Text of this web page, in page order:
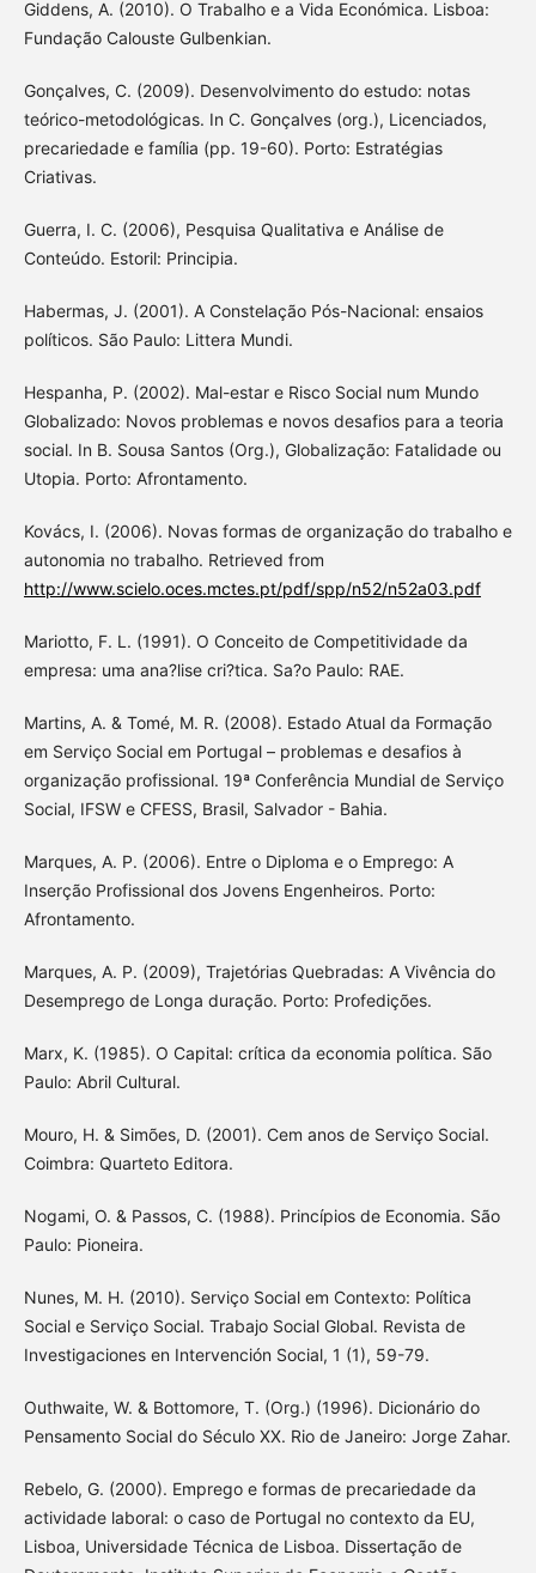
Giddens, A. (2010). O Trabalho e a Vida Económica. Lisboa:
Fundação Calouste Gulbenkian.
Gonçalves, C. (2009). Desenvolvimento do estudo: notas
teórico-metodológicas. In C. Gonçalves (org.), Licenciados,
precariedade e família (pp. 19-60). Porto: Estratégias
Criativas.
Guerra, I. C. (2006), Pesquisa Qualitativa e Análise de
Conteúdo. Estoril: Principia.
Habermas, J. (2001). A Constelação Pós-Nacional: ensaios
políticos. São Paulo: Littera Mundi.
Hespanha, P. (2002). Mal-estar e Risco Social num Mundo
Globalizado: Novos problemas e novos desafios para a teoria
social. In B. Sousa Santos (Org.), Globalização: Fatalidade ou
Utopia. Porto: Afrontamento.
Kovács, I. (2006). Novas formas de organização do trabalho e
autonomia no trabalho. Retrieved from
http://www.scielo.oces.mctes.pt/pdf/spp/n52/n52a03.pdf
Mariotto, F. L. (1991). O Conceito de Competitividade da
empresa: uma ana?lise cri?tica. Sa?o Paulo: RAE.
Martins, A. & Tomé, M. R. (2008). Estado Atual da Formação
em Serviço Social em Portugal – problemas e desafios à
organização profissional. 19ª Conferência Mundial de Serviço
Social, IFSW e CFESS, Brasil, Salvador - Bahia.
Marques, A. P. (2006). Entre o Diploma e o Emprego: A
Inserção Profissional dos Jovens Engenheiros. Porto:
Afrontamento.
Marques, A. P. (2009), Trajetórias Quebradas: A Vivência do
Desemprego de Longa duração. Porto: Profedições.
Marx, K. (1985). O Capital: crítica da economia política. São
Paulo: Abril Cultural.
Mouro, H. & Simões, D. (2001). Cem anos de Serviço Social.
Coimbra: Quarteto Editora.
Nogami, O. & Passos, C. (1988). Princípios de Economia. São
Paulo: Pioneira.
Nunes, M. H. (2010). Serviço Social em Contexto: Política
Social e Serviço Social. Trabajo Social Global. Revista de
Investigaciones en Intervención Social, 1 (1), 59-79.
Outhwaite, W. & Bottomore, T. (Org.) (1996). Dicionário do
Pensamento Social do Século XX. Rio de Janeiro: Jorge Zahar.
Rebelo, G. (2000). Emprego e formas de precariedade da
actividade laboral: o caso de Portugal no contexto da EU,
Lisboa, Universidade Técnica de Lisboa. Dissertação de